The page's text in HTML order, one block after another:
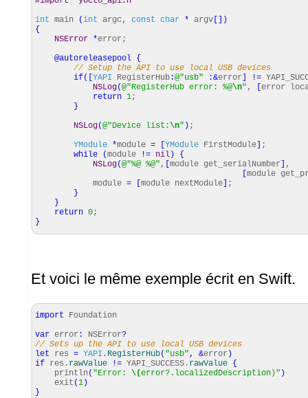
int main (int argc, const char * argv
)
{
NSError *error;
@autoreleasepool {
// Setup the API to use local USB devices
if( YAPI RegisterHub :@"usb" :&error !=
NSLog(@"RegisterHub error: %@\n" ,
error
return 1;
}
NSLog(@"Device list: \n" ) ;
YModule *module = YModule FirstModule
;
while
(module != nil )
{
NSLog(@"%@ %@" , module get_serialNumber
,
module
module = module nextModule
;
}
}
return 0;
}
Et voici le même exemple écrit en Swift.
import Foundation
var error : NSError?
// Sets up the API to use local USB devices
let res = YAPI . RegisterHub( "usb", &error )
if res. rawValue != YAPI_SUCCESS. rawValue {
println ( "Error: \(error?.localizedDescription)" )
exit (1 )
}